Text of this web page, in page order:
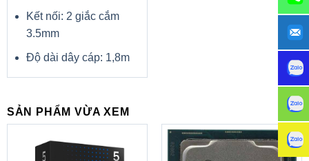
Hỗ trợ AMD Ryzen ™ / Ryzen ™ thế hệ 1, 2 và 3 với
Đồ họa Radeon ™ Vega và AMD Ryzen ™ thế hệ 2
với Đồ họa Radeon ™ / Athlon ™ với Bộ xử lý đồ họa
Hỗ trợ bộ nhớ DDR4, lên đến 4133 (OC) MHz
rộng và thiết kế mạch nâng cao đảm bảo ngay cả các
Trải nghiệm trò chơi Lightning Fast: 1x TURBO M.2,
AMD Turbo USB 3.2 GEN2, lưu trữ công nghệ MI
Core Boost: Với thiết kế cao cấp và thiết kế nguồn
điện kỹ thuật số để hỗ trợ nhiều lõi hơn và cung cấp
Kết nối: 2 giắc cắm
3.5mm
Độ dài dây cáp: 1,8m
SẢN PHẨM VỪA XEM